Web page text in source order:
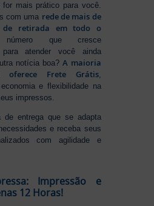
for mais prático para você.
com uma rede de mais de
de retirada em todo o
que cresce
para atender você ainda
notícia boa?A maioria
oferece Frete Grátis,
e flexibilidade na
impressos.
de entrega que se adapta
e receba seus
com agilidade e
Impressão e
12 Horas!